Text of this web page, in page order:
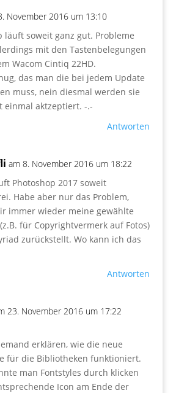
November 2016 um 13:10
läuft soweit ganz gut. Probleme
mit den Tastenbelegungen
Wacom Cintiq 22HD.
das man die bei jedem Update
muss, nein diesmal werden sie
einmal aktzeptiert. -.-
Antworten
am 8. November 2016 um 18:22
Photoshop 2017 soweit
Habe aber nur das Problem,
immer wieder meine gewählte
für Copyrightvermerk auf Fotos)
zurückstellt. Wo kann ich das
Antworten
23. November 2016 um 17:22
erklären, wie die neue
für die Bibliotheken funktioniert.
man Fontstyles durch klicken
Icon am Ende der